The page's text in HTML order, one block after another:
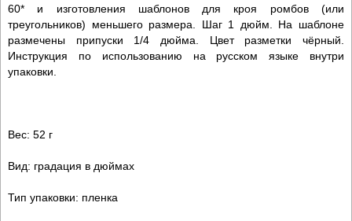
60* и изготовления шаблонов для кроя ромбов (или
треугольников) меньшего размера. Шаг 1 дюйм. На шаблоне
размечены припуски 1/4 дюйма. Цвет разметки чёрный.
Инструкция по использованию на русском языке внутри
упаковки.
Вес: 52 г
Вид: градация в дюймах
Тип упаковки: пленка